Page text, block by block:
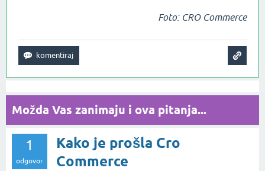
Foto: CRO Commerce
Možda Vas zanimaju i ova pitanja...
1
odgovor
Kako je prošla Cro
Commerce